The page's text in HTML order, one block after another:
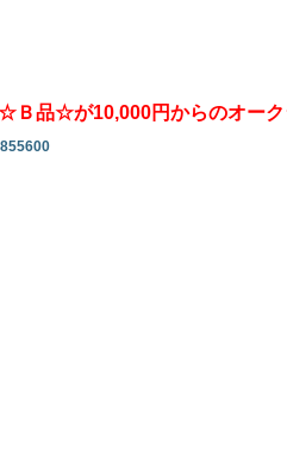
Ｂ品☆が10,000円からのオーク